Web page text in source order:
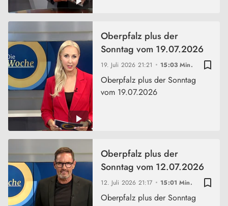
bookmark_border
19. Juli 2026 21:21 15:03 Min.
Oberpfalz plus der
Sonntag vom 19.07.2026
Oberpfalz plus der Sonntag
vom 19.07.2026
bookmark_border
12. Juli 2026 21:17 15:01 Min.
Oberpfalz plus der
Sonntag vom 12.07.2026
Oberpfalz plus der Sonntag